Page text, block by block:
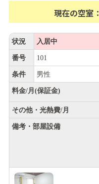
現在の空室：
状況 入居中
番号 101
条件 男性
料金/月(保証金)
その他・光熱費/月
備考・部屋設備